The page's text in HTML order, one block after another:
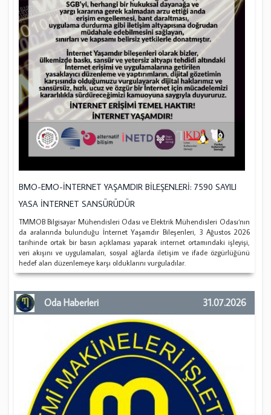
BMO-EMO-İNTERNET YAŞAMDIR BİLEŞENLERİ: 7590 SAYILI
YASA İNTERNET SANSÜRÜDÜR
TMMOB Bilgisayar Mühendisleri Odası ve Elektrik Mühendisleri Odası‘nın
da aralarında bulunduğu İnternet Yaşamdır Bileşenleri, 3 Ağustos 2026
tarihinde ortak bir basın açıklaması yaparak internet ortamındaki işleyişi,
veri akışını ve uygulamaları, sosyal ağlarda iletişim ve ifade özgürlüğünü
hedef alan düzenlemeye karşı olduklarını vurguladılar.
Oda Haberleri 31.07.2026